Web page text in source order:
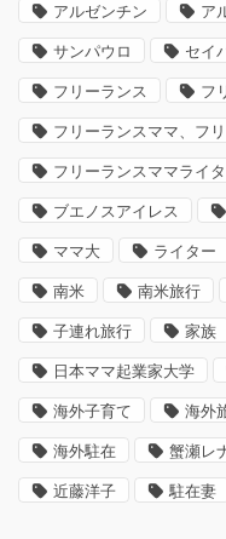
アルゼンチン ア
サンパウロ セイ
フリーランス フ
フリーランスママ、フ
フリーランスママライ
ブエノスアイレス
ママ大 ライター
南米 南米旅行
子連れ旅行 家族
日本ママ起業家大学
海外子育て 海外
海外駐在 蟹瀬レ
近藤洋子 駐在妻